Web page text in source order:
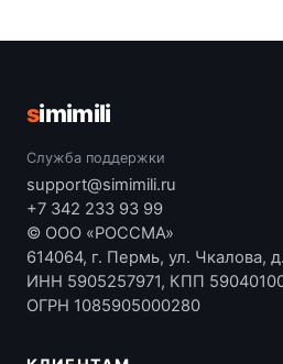
simimili
Служба поддержки
support@simimili.ru
+7 342 233 93 99
© ООО «РОССМА»
614064, г. Пермь, ул. Чкалова,
ИНН 5905257971, КПП
ОГРН 1085905000280